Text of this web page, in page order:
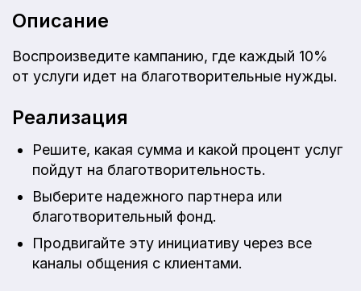
Описание
Воспроизведите кампанию, где каждый 10%
от услуги идет на благотворительные нужды.
Реализация
Решите, какая сумма и какой процент услуг
пойдут на благотворительность.
Выберите надежного партнера или
благотворительный фонд.
Продвигайте эту инициативу через все
каналы общения с клиентами.